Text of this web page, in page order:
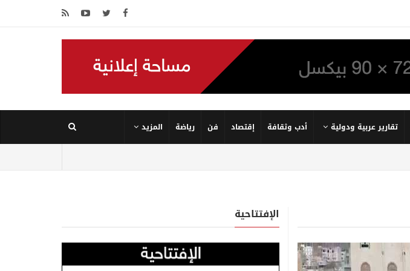
تقارير عربية ودولية أدب وثقافة إقتصاد فن رياضة المزيد
الإفتتاحية